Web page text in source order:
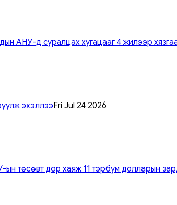
АНУ-д суралцах хугацааг 4 жилээр
эхэллээFri Jul 24 2026
төсөвт дор хаяж 11 тэрбум долларын